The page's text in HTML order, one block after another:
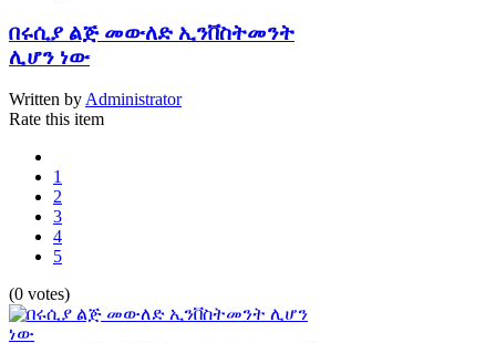
በሩሲያ ልጅ መውለድ ኢንቨስትመንት
ሊሆን ነው
Written byAdministrator
Rate this item
1
2
3
4
5
(0 votes)